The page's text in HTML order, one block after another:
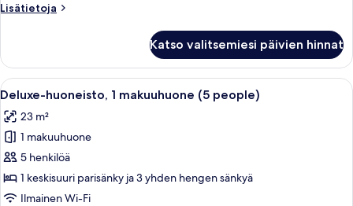
people)
Lisätietoja
Lisätietoja
1
makuuhuone
(4
Katso valitsemiesi päivien hinnat
Avaa
kaikki
huonetyypin
Deluxe-
huoneisto,
1
makuuhuone
Hotellihuone, jossa on sänky,
11
Deluxe-huoneisto, 1 makuuhuone (5 people)
23 m²
1 makuuhuone
5 henkilöä
1 keskisuuri parisänky ja 3 yhden hengen sänkyä
Ilmainen Wi-Fi